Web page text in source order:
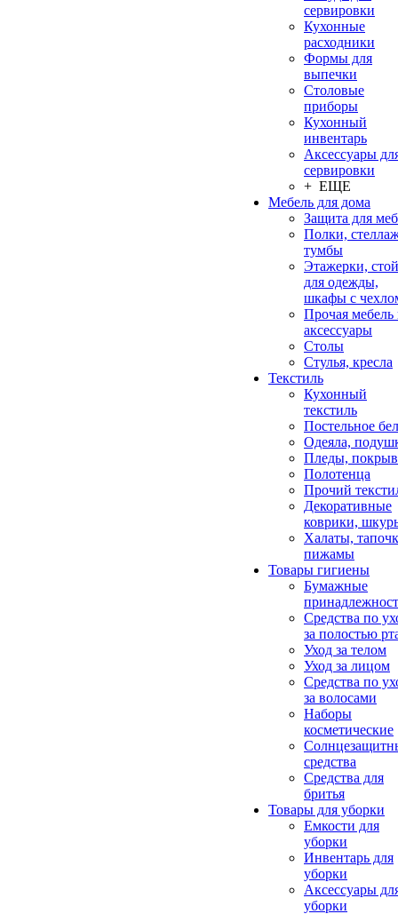
сервировки
Кухонные
расходники
Формы для
выпечки
Столовые
приборы
Кухонный
инвентарь
Аксессуары
сервировки
+ ЕЩЕ
Мебель для дома
Защита для
Полки,
тумбы
Этажерки,
для одежды,
шкафы с
Прочая мебель
аксессуары
Столы
Стулья, кресла
Текстиль
Кухонный
текстиль
Постельное
Одеяла,
Пледы,
Полотенца
Прочий
Декоративные
коврики,
Халаты,
пижамы
Товары гигиены
Бумажные
Средства по
за полостью
Уход за телом
Уход за лицом
Средства по
за волосами
Наборы
косметические
средства
Средства для
бритья
Товары для уборки
Емкости для
уборки
Инвентарь для
уборки
Аксессуары
уборки